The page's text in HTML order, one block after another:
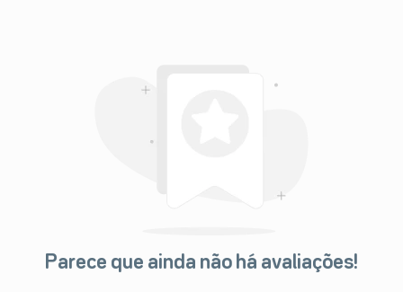
Parece que ainda não há avaliações!